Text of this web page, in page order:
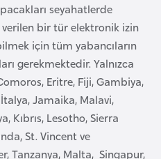
seyahatlerde
verilen bir tür elektronik izin
için tüm yabancıların
gerekmektedir. Yalnızca
Eritre, Fiji, Gambiya,
Jamaika, Malavi,
Kıbrıs, Lesotho, Sierra
St. Vincent ve
Tanzanya, Malta, Singapur,